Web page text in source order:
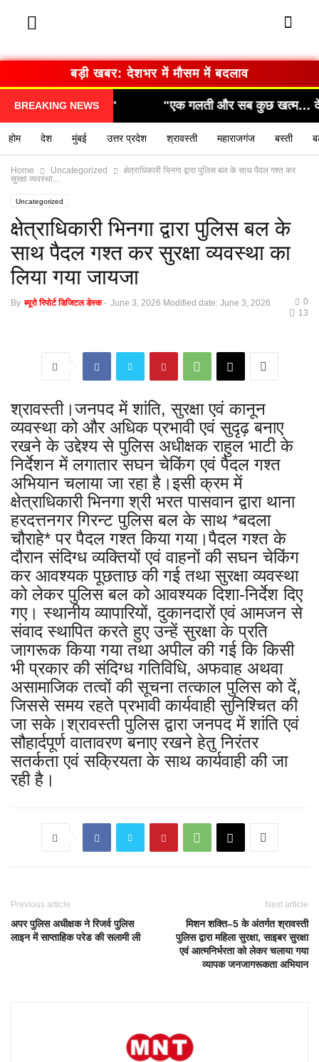
बड़ी खबर: देशभर में मौसम में बदलाव
BREAKING NEWS
साजिश!" "एक गलती और सब कुछ खत्म… देखिए कैसे
होम देश मुंबई उत्तर प्रदेश श्रावस्ती महाराजगंज बस्ती
Home Uncategorized
क्षेत्राधिकारी भिनगा द्वारा पुलिस बल के साथ पैदल गश्त कर
सुरक्षा व्यवस्था...
Uncategorized
क्षेत्राधिकारी भिनगा द्वारा पुलिस बल के
साथ पैदल गश्त कर सुरक्षा व्यवस्था का
लिया गया जायजा
By ब्यूरो रिपोर्ट डिजिटल डेस्क - June 3, 2026 Modified date: June 3, 2026
0
13
श्रावस्ती।जनपद में शांति, सुरक्षा एवं कानून
व्यवस्था को और अधिक प्रभावी एवं सुदृढ़ बनाए
रखने के उद्देश्य से पुलिस अधीक्षक राहुल भाटी के
निर्देशन में लगातार सघन चेकिंग एवं पैदल गश्त
अभियान चलाया जा रहा है।इसी क्रम में
क्षेत्राधिकारी भिनगा श्री भरत पासवान द्वारा थाना
हरदत्तनगर गिरन्ट पुलिस बल के साथ *बदला
चौराहे* पर पैदल गश्त किया गया।पैदल गश्त के
दौरान संदिग्ध व्यक्तियों एवं वाहनों की सघन चेकिंग
कर आवश्यक पूछताछ की गई तथा सुरक्षा व्यवस्था
को लेकर पुलिस बल को आवश्यक दिशा-निर्देश दिए
गए। स्थानीय व्यापारियों, दुकानदारों एवं आमजन से
संवाद स्थापित करते हुए उन्हें सुरक्षा के प्रति
जागरूक किया गया तथा अपील की गई कि किसी
भी प्रकार की संदिग्ध गतिविधि, अफवाह अथवा
असामाजिक तत्वों की सूचना तत्काल पुलिस को दें,
जिससे समय रहते प्रभावी कार्यवाही सुनिश्चित की
जा सके।श्रावस्ती पुलिस द्वारा जनपद में शांति एवं
सौहार्दपूर्ण वातावरण बनाए रखने हेतु निरंतर
सतर्कता एवं सक्रियता के साथ कार्यवाही की जा
रही है।
Previous article
अपर पुलिस अधीक्षक ने रिजर्व पुलिस
लाइन में साप्ताहिक परेड की सलामी ली
Next article
मिशन शक्ति–5 के अंतर्गत श्रावस्ती
पुलिस द्वारा महिला सुरक्षा, साइबर सुरक्षा
एवं आत्मनिर्भरता को लेकर चलाया गया
व्यापक जनजागरूकता अभियान